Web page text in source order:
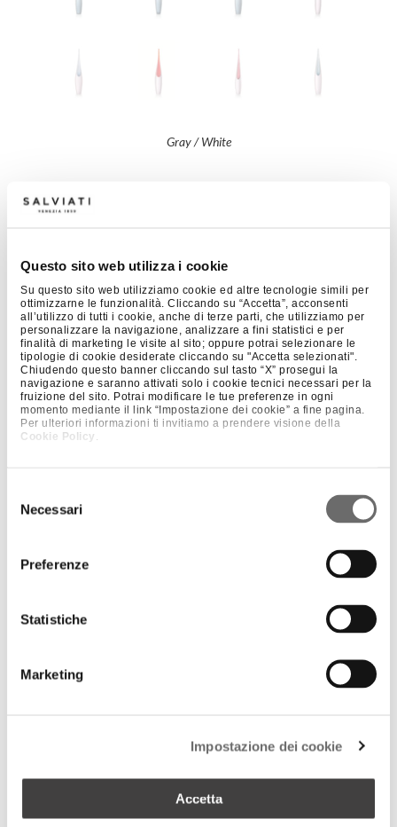
Questo sito web utilizza i cookie
Su questo sito web utilizziamo cookie ed altre tecnologie simili per
ottimizzarne le funzionalità. Cliccando su “Accetta”, acconsenti
all’utilizzo di tutti i cookie, anche di terze parti, che utilizziamo per
personalizzare la navigazione, analizzare a fini statistici e per
finalità di marketing le visite al sito; oppure potrai selezionare le
tipologie di cookie desiderate cliccando su "Accetta selezionati".
Chiudendo questo banner cliccando sul tasto “X” prosegui la
navigazione e saranno attivati solo i cookie tecnici necessari per la
fruizione del sito. Potrai modificare le tue preferenze in ogni
momento mediante il link “Impostazione dei cookie” a fine pagina.
Per ulteriori informazioni ti invitiamo a prendere visione della
Cookie Policy
delNecessari
Preferenze
Statistiche
Marketing
Impostazione dei cookie
Accetta
Gray / White
DETAILS
Dimensions 9 × 6 × 55 cm
Year
1954
Designer
Luciano Gaspari
Color
Gray / Amethyst, Gray / Aquamarine, Gray / Grass
Green, Gray / Peacock Green, Gray / Red, Gray / White, Gray /